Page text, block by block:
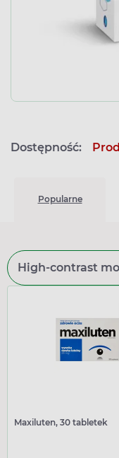
Dostępność:
Popularne
High-contrast
Maxiluten, 30 tabletek